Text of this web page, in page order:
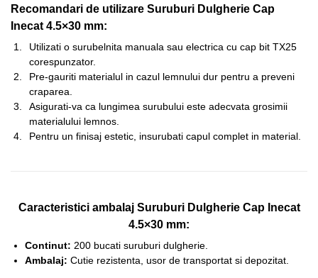
Recomandari de utilizare Suruburi Dulgherie Cap
Inecat 4.5×30 mm:
Utilizati o surubelnita manuala sau electrica cu cap bit TX25
corespunzator.
Pre-gauriti materialul in cazul lemnului dur pentru a preveni
craparea.
Asigurati-va ca lungimea surubului este adecvata grosimii
materialului lemnos.
Pentru un finisaj estetic, insurubati capul complet in material.
Caracteristici ambalaj Suruburi Dulgherie Cap Inecat
4.5×30 mm:
Continut: 200 bucati suruburi dulgherie.
Ambalaj: Cutie rezistenta, usor de transportat si depozitat.